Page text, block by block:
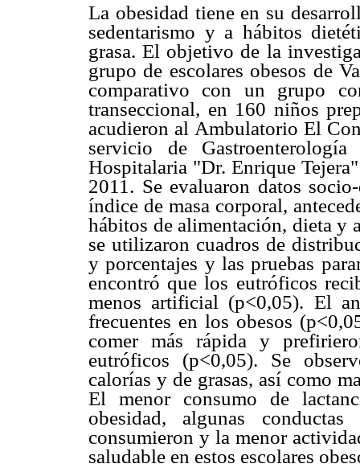
La obesidad tiene en su
sedentarismo y a hábitos
grasa. El objetivo de la
grupo de escolares obesos de
comparativo con un grupo
transeccional, en 160 niños
acudieron al Ambulatorio El
servicio de
Hospitalaria "Dr. Enrique
2011. Se evaluaron datos
índice de masa corporal,
hábitos de alimentación, dieta y
se utilizaron cuadros de
y porcentajes y las pruebas
encontró que los eutróficos
menos artificial (p<0,05). El
frecuentes en los obesos
comer más rápida y
eutróficos (p<0,05). Se
calorías y de grasas, así como
El menor consumo de
obesidad, algunas
consumieron y la menor
saludable en estos escolares